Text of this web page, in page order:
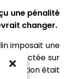
une pénalité
changer.
imposait une
respectée sur
infraction était